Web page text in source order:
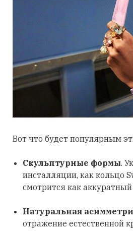
Вот что будет популярным
Скульптурные формы.
инсталляции, как кольцо
смотрится как аккуратный
Натуральная
отражение естественной